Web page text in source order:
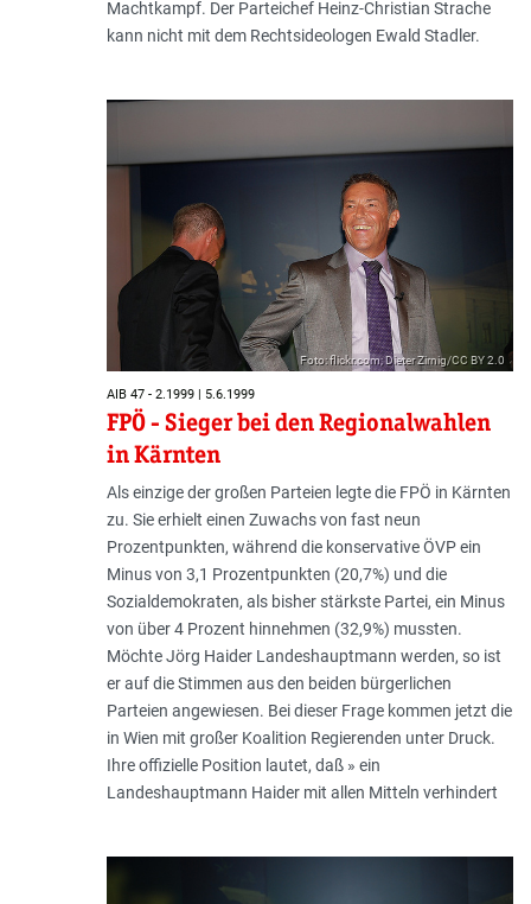
Machtkampf. Der Parteichef Heinz-Christian Strache
kann nicht mit dem Rechtsideologen Ewald Stadler.
Foto: flickr.com; Dieter Zirnig/CC BY 2.0
AIB 47 - 2.1999 | 5.6.1999
FPÖ - Sieger bei den Regionalwahlen
in Kärnten
Als einzige der großen Parteien legte die FPÖ in Kärnten
zu. Sie erhielt einen Zuwachs von fast neun
Prozentpunkten, während die konservative ÖVP ein
Minus von 3,1 Prozentpunkten (20,7%) und die
Sozialdemokraten, als bisher stärkste Partei, ein Minus
von über 4 Prozent hinnehmen (32,9%) mussten.
Möchte Jörg Haider Landeshauptmann werden, so ist
er auf die Stimmen aus den beiden bürgerlichen
Parteien angewiesen. Bei dieser Frage kommen jetzt die
in Wien mit großer Koalition Regierenden unter Druck.
Ihre offizielle Position lautet, daß » ein
Landeshauptmann Haider mit allen Mitteln verhindert